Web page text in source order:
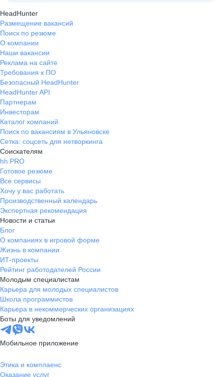
HeadHunter
Размещение вакансий
Поиск по резюме
О компании
Наши вакансии
Реклама на сайте
Требования к ПО
Безопасный HeadHunter
HeadHunter API
Партнерам
Инвесторам
Каталог компаний
Поиск по вакансиям в Ульяновске
Сетка: соцсеть для нетворкинга
Соискателям
hh PRO
Готовое резюме
Все сервисы
Хочу у вас работать
Производственный календарь
Экспертная рекомендация
Новости и статьи
Блог
О компаниях в игровой форме
Жизнь в компании
ИТ-проекты
Рейтинг работодателей России
Молодым специалистам
Карьера для молодых специалистов
Школа программистов
Карьера в некоммерческих организациях
Боты для уведомлений
Мобильное приложение
Этика и комплаенс
Оказание услуг